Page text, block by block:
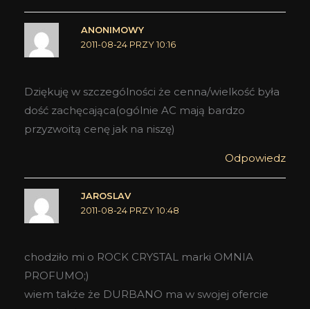
ANONIMOWY
2011-08-24 PRZY 10:16
Dziękuję w szczególności że cenna/wielkość była
dość zachęcająca(ogólnie AC mają bardzo
przyzwoitą cenę jak na niszę)
Odpowiedz
JAROSLAV
2011-08-24 PRZY 10:48
chodziło mi o ROCK CRYSTAL marki OMNIA
PROFUMO;)
wiem także że DURBANO ma w swojej ofercie